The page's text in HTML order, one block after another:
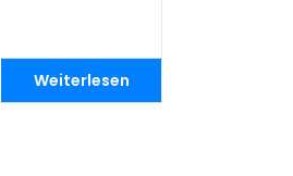
Weiterlesen